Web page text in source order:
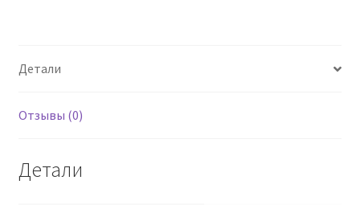
Детали
Отзывы (0)
Детали